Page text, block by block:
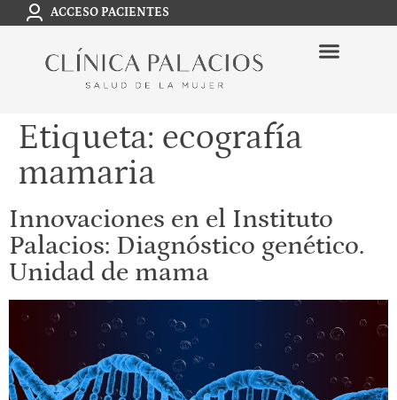
ACCESO PACIENTES
Etiqueta: ecografía
mamaria
Innovaciones en el Instituto
Palacios: Diagnóstico genético.
Unidad de mama